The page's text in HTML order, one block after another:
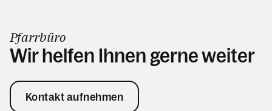
Pfarrbüro
Wir helfen Ihnen gerne weiter
Kontakt aufnehmen